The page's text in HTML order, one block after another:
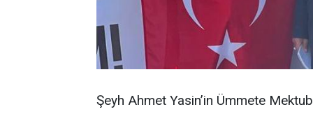
Şeyh Ahmet Yasin’in Ümmete